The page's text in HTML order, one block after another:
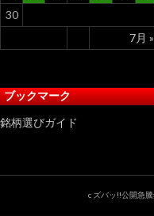
7月 »
30
ブックマーク
銘柄選びガイド
c ズバッ!!公開急